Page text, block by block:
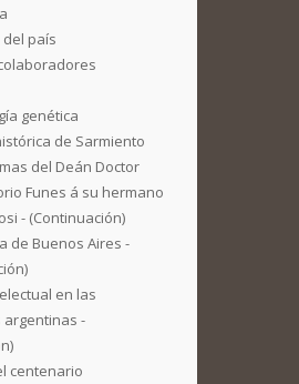
del país
genética
de Sarmiento
del Deán Doctor
Funes á su hermano
- (Continuación)
de Buenos Aires -
en las
argentinas -
centenario